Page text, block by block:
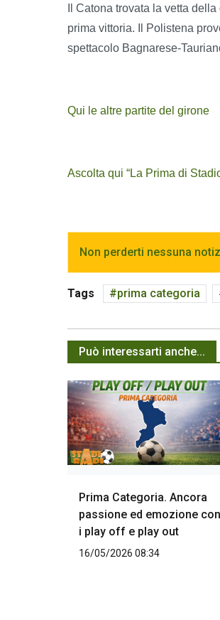
Il Catona trovata la vetta
prima vittoria. Il Polistena
spettacolo Bagnarese-
Qui le altre partite del girone
Ascolta qui “La Prima di
Non perderti nessuna
Tags prima categoria
Può interessarti anche...
Prima Categoria. Ancora
passione ed emozione con
i play off e play out
16/05/2026 08:34